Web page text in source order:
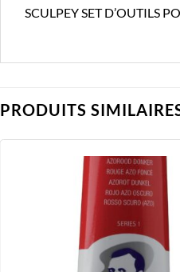
SCULPEY SET D’OUTILS
PRODUITS